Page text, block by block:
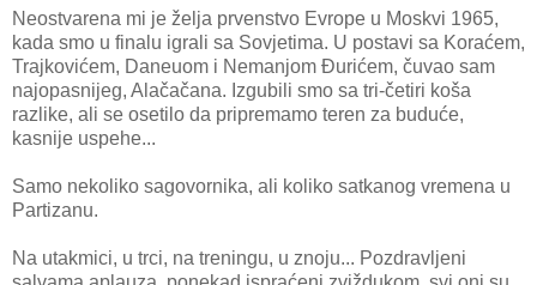
Neostvarena mi je želja prvenstvo Evrope u Moskvi 1965,
kada smo u finalu igrali sa Sovjetima. U postavi sa Koraćem,
Trajkovićem, Daneuom i Nemanjom Đurićem, čuvao sam
najopasnijeg, Alačačana. Izgubili smo sa tri-četiri koša
razlike, ali se osetilo da pripremamo teren za buduće,
kasnije uspehe...
Samo nekoliko sagovornika, ali koliko satkanog vremena u
Partizanu.
Na utakmici, u trci, na treningu, u znoju... Pozdravljeni